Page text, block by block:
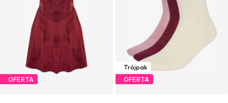
OFERTA
Trójpak
OFERTA